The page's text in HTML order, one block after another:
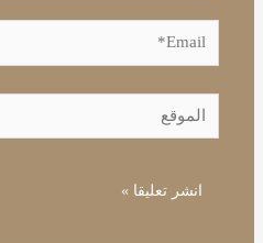
Email*
الموقع